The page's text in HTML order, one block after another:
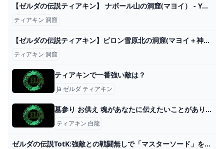
【ゼルダの伝説ティアキン】 ナボール山の洞窟(マヨイ） - YouTube
ティアキン 洞窟
【ゼルダの伝説ティアキン】ビロン雪原北の洞窟(マヨイ＋神獣兵装・メドー） - YouTube
ティアキン 洞窟
ティアキンで一番強い敵は？
Ja ゼルダ ティアキン
墓参り お供え 魂があなたに伝えたいことがあります。亡くなった人が会いに来たサイン7選
ティアキン 白龍
ゼルダの伝説TotK:強敵との戦闘無しで「マスターソード」を入手する方法と地上絵の場所 #ティアキン gg – ゲームブログ